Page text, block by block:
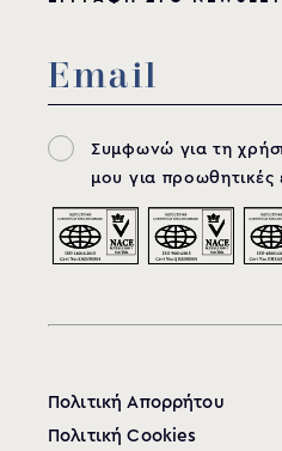
Συμφωνώ για τη
μου για προωθητικές
Πολιτική Απορρήτου
Πολιτική Cookies